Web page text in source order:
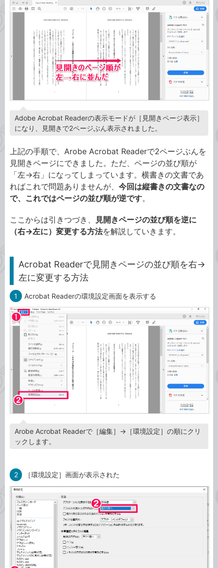
Adobe Acrobat Readerの表示モードが［見開きページ表示］
になり、見開きで2ページぶん表示されました。
上記の手順で、Arobe Acrobat Readerで2ページぶんを
見開きページにできました。ただ、ページの並び順が
「左→右」になってしまっています。横書きの文書であ
ればこれで問題ありませんが、 今回は縦書きの文書なの
で、これではページの並び順が逆です。
ここからは引きつづき、
見開きページの並び順を逆に
（右→左に）変更する方法を解説していきます。
Acrobat Readerで見開きページの並び順を右→
左に変更する方法
1 Acrobat Readerの環境設定画面を表示する
Arobe Acrobat Readerで［編集］→［環境設定］の順にクリ
ックします。
2 ［環境設定］画面が表示された